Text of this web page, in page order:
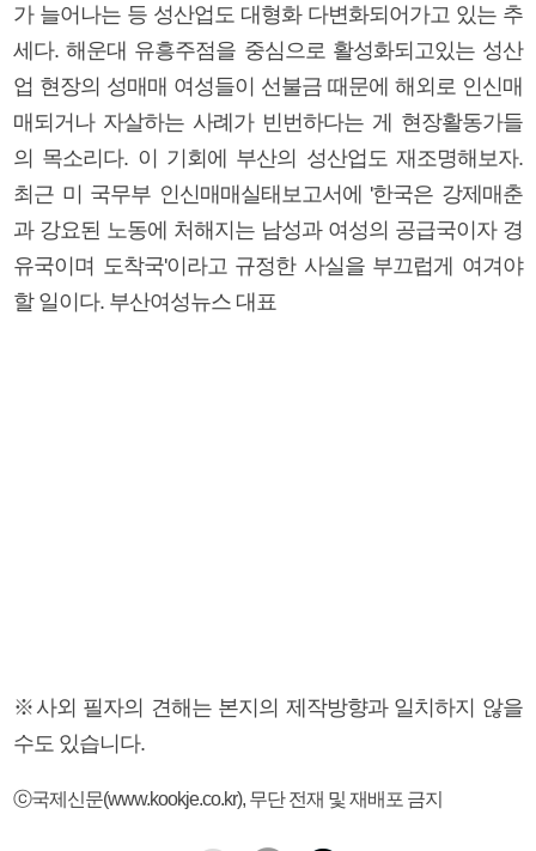
가 늘어나는 등 성산업도 대형화 다변화되어가고 있는 추
세다. 해운대 유흥주점을 중심으로 활성화되고있는 성산
업 현장의 성매매 여성들이 선불금 때문에 해외로 인신매
매되거나 자살하는 사례가 빈번하다는 게 현장활동가들
의 목소리다. 이 기회에 부산의 성산업도 재조명해보자.
최근 미 국무부 인신매매실태보고서에 '한국은 강제매춘
과 강요된 노동에 처해지는 남성과 여성의 공급국이자 경
유국이며 도착국'이라고 규정한 사실을 부끄럽게 여겨야
할 일이다. 부산여성뉴스 대표
※사외 필자의 견해는 본지의 제작방향과 일치하지 않을
수도 있습니다.
ⓒ국제신문(www.kookje.co.kr), 무단 전재 및 재배포 금지